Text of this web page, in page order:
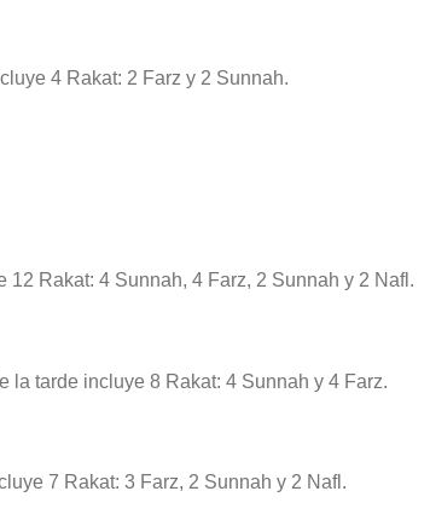
4 Rakat: 2 Farz y 2 Sunnah.
Rakat: 4 Sunnah, 4 Farz, 2 Sunnah y 2 Nafl.
la tarde incluye 8 Rakat: 4 Sunnah y 4 Farz.
7 Rakat: 3 Farz, 2 Sunnah y 2 Nafl.